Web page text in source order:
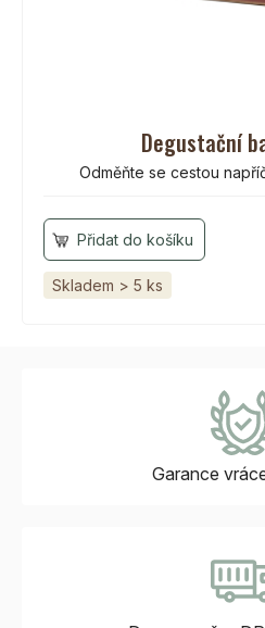
Degustační
Odměňte se cestou
Skladem > 5 ks
Garance